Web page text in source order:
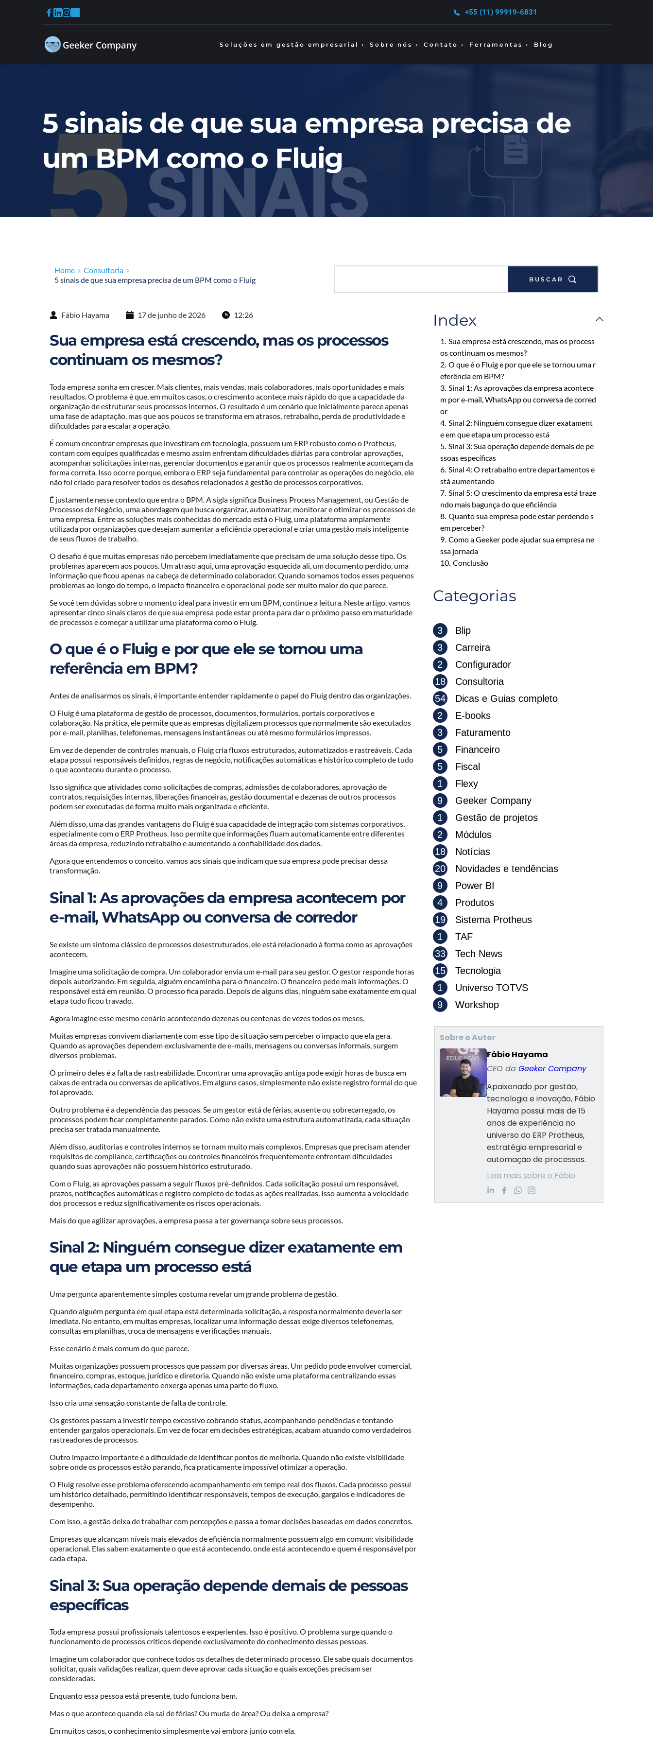
+55 (11) 99919-6831
Soluções em gestão empresarial • Sobre nós • Contato • Ferramentas • Blog
5 sinais de que sua empresa precisa de
um BPM como o Fluig
Home
Consultoria
5 sinais de que sua empresa precisa de um BPM como o Fluig
BUSCAR
Fábio Hayama 17 de junho de 2026 12:26
Sua empresa está crescendo, mas os processos
continuam os mesmos?
Toda empresa sonha em crescer. Mais clientes, mais vendas, mais colaboradores, mais oportunidades e mais
resultados. O problema é que, em muitos casos, o crescimento acontece mais rápido do que a capacidade da
organização de estruturar seus processos internos. O resultado é um cenário que inicialmente parece apenas
uma fase de adaptação, mas que aos poucos se transforma em atrasos, retrabalho, perda de produtividade e
dificuldades para escalar a operação.
É comum encontrar empresas que investiram em tecnologia, possuem um ERP robusto como o Protheus,
contam com equipes qualificadas e mesmo assim enfrentam dificuldades diárias para controlar aprovações,
acompanhar solicitações internas, gerenciar documentos e garantir que os processos realmente aconteçam da
forma correta. Isso ocorre porque, embora o ERP seja fundamental para controlar as operações do negócio, ele
não foi criado para resolver todos os desafios relacionados à gestão de processos corporativos.
É justamente nesse contexto que entra o BPM. A sigla significa Business Process Management, ou Gestão de
Processos de Negócio, uma abordagem que busca organizar, automatizar, monitorar e otimizar os processos de
uma empresa. Entre as soluções mais conhecidas do mercado está o Fluig, uma plataforma amplamente
utilizada por organizações que desejam aumentar a eficiência operacional e criar uma gestão mais inteligente
de seus fluxos de trabalho.
O desafio é que muitas empresas não percebem imediatamente que precisam de uma solução desse tipo. Os
problemas aparecem aos poucos. Um atraso aqui, uma aprovação esquecida ali, um documento perdido, uma
informação que ficou apenas na cabeça de determinado colaborador. Quando somamos todos esses pequenos
problemas ao longo do tempo, o impacto financeiro e operacional pode ser muito maior do que parece.
Se você tem dúvidas sobre o momento ideal para investir em um BPM, continue a leitura. Neste artigo, vamos
apresentar cinco sinais claros de que sua empresa pode estar pronta para dar o próximo passo em maturidade
de processos e começar a utilizar uma plataforma como o Fluig.
O que é o Fluig e por que ele se tornou uma
referência em BPM?
Antes de analisarmos os sinais, é importante entender rapidamente o papel do Fluig dentro das organizações.
O Fluig é uma plataforma de gestão de processos, documentos, formulários, portais corporativos e
colaboração. Na prática, ele permite que as empresas digitalizem processos que normalmente são executados
por e-mail, planilhas, telefonemas, mensagens instantâneas ou até mesmo formulários impressos.
Em vez de depender de controles manuais, o Fluig cria fluxos estruturados, automatizados e rastreáveis. Cada
etapa possui responsáveis definidos, regras de negócio, notificações automáticas e histórico completo de tudo
o que aconteceu durante o processo.
Isso significa que atividades como solicitações de compras, admissões de colaboradores, aprovação de
contratos, requisições internas, liberações financeiras, gestão documental e dezenas de outros processos
podem ser executadas de forma muito mais organizada e eficiente.
Além disso, uma das grandes vantagens do Fluig é sua capacidade de integração com sistemas corporativos,
especialmente com o ERP Protheus. Isso permite que informações fluam automaticamente entre diferentes
áreas da empresa, reduzindo retrabalho e aumentando a confiabilidade dos dados.
Agora que entendemos o conceito, vamos aos sinais que indicam que sua empresa pode precisar dessa
transformação.
Sinal 1: As aprovações da empresa acontecem por
e-mail, WhatsApp ou conversa de corredor
Se existe um sintoma clássico de processos desestruturados, ele está relacionado à forma como as aprovações
acontecem.
Imagine uma solicitação de compra. Um colaborador envia um e-mail para seu gestor. O gestor responde horas
depois autorizando. Em seguida, alguém encaminha para o financeiro. O financeiro pede mais informações. O
responsável está em reunião. O processo fica parado. Depois de alguns dias, ninguém sabe exatamente em qual
etapa tudo ficou travado.
Agora imagine esse mesmo cenário acontecendo dezenas ou centenas de vezes todos os meses.
Muitas empresas convivem diariamente com esse tipo de situação sem perceber o impacto que ela gera.
Quando as aprovações dependem exclusivamente de e-mails, mensagens ou conversas informais, surgem
diversos problemas.
O primeiro deles é a falta de rastreabilidade. Encontrar uma aprovação antiga pode exigir horas de busca em
caixas de entrada ou conversas de aplicativos. Em alguns casos, simplesmente não existe registro formal do que
foi aprovado.
Outro problema é a dependência das pessoas. Se um gestor está de férias, ausente ou sobrecarregado, os
processos podem ficar completamente parados. Como não existe uma estrutura automatizada, cada situação
precisa ser tratada manualmente.
Além disso, auditorias e controles internos se tornam muito mais complexos. Empresas que precisam atender
requisitos de compliance, certificações ou controles financeiros frequentemente enfrentam dificuldades
quando suas aprovações não possuem histórico estruturado.
Com o Fluig, as aprovações passam a seguir fluxos pré-definidos. Cada solicitação possui um responsável,
prazos, notificações automáticas e registro completo de todas as ações realizadas. Isso aumenta a velocidade
dos processos e reduz significativamente os riscos operacionais.
Mais do que agilizar aprovações, a empresa passa a ter governança sobre seus processos.
Sinal 2: Ninguém consegue dizer exatamente em
que etapa um processo está
Uma pergunta aparentemente simples costuma revelar um grande problema de gestão.
Quando alguém pergunta em qual etapa está determinada solicitação, a resposta normalmente deveria ser
imediata. No entanto, em muitas empresas, localizar uma informação dessas exige diversos telefonemas,
consultas em planilhas, troca de mensagens e verificações manuais.
Esse cenário é mais comum do que parece.
Muitas organizações possuem processos que passam por diversas áreas. Um pedido pode envolver comercial,
financeiro, compras, estoque, jurídico e diretoria. Quando não existe uma plataforma centralizando essas
informações, cada departamento enxerga apenas uma parte do fluxo.
Isso cria uma sensação constante de falta de controle.
Os gestores passam a investir tempo excessivo cobrando status, acompanhando pendências e tentando
entender gargalos operacionais. Em vez de focar em decisões estratégicas, acabam atuando como verdadeiros
rastreadores de processos.
Outro impacto importante é a dificuldade de identificar pontos de melhoria. Quando não existe visibilidade
sobre onde os processos estão parando, fica praticamente impossível otimizar a operação.
O Fluig resolve esse problema oferecendo acompanhamento em tempo real dos fluxos. Cada processo possui
um histórico detalhado, permitindo identificar responsáveis, tempos de execução, gargalos e indicadores de
desempenho.
Com isso, a gestão deixa de trabalhar com percepções e passa a tomar decisões baseadas em dados concretos.
Empresas que alcançam níveis mais elevados de eficiência normalmente possuem algo em comum: visibilidade
operacional. Elas sabem exatamente o que está acontecendo, onde está acontecendo e quem é responsável por
cada etapa.
Sinal 3: Sua operação depende demais de pessoas
específicas
Toda empresa possui profissionais talentosos e experientes. Isso é positivo. O problema surge quando o
funcionamento de processos críticos depende exclusivamente do conhecimento dessas pessoas.
Imagine um colaborador que conhece todos os detalhes de determinado processo. Ele sabe quais documentos
solicitar, quais validações realizar, quem deve aprovar cada situação e quais exceções precisam ser
consideradas.
Enquanto essa pessoa está presente, tudo funciona bem.
Mas o que acontece quando ela sai de férias? Ou muda de área? Ou deixa a empresa?
Em muitos casos, o conhecimento simplesmente vai embora junto com ela.
Index
1. Sua empresa está crescendo, mas os process
os continuam os mesmos?
2. O que é o Fluig e por que ele se tornou uma r
eferência em BPM?
3. Sinal 1: As aprovações da empresa acontece
m por e-mail, WhatsApp ou conversa de corred
or
4. Sinal 2: Ninguém consegue dizer exatament
e em que etapa um processo está
5. Sinal 3: Sua operação depende demais de pe
ssoas específicas
6. Sinal 4: O retrabalho entre departamentos e
stá aumentando
7. Sinal 5: O crescimento da empresa está traze
ndo mais bagunça do que eficiência
8. Quanto sua empresa pode estar perdendo s
em perceber?
9. Como a Geeker pode ajudar sua empresa ne
ssa jornada
10. Conclusão
Categorias
3
Blip
3
Carreira
2
Configurador
18
Consultoria
54
Dicas e Guias completo
2
E-books
3
Faturamento
5
Financeiro
5
Fiscal
1
Flexy
9
Geeker Company
1
Gestão de projetos
2
Módulos
18
Notícias
20
Novidades e tendências
9
Power BI
4
Produtos
19
Sistema Protheus
1
TAF
33
Tech News
15
Tecnologia
1
Universo TOTVS
9
Workshop
Sobre o Autor
Fábio Hayama
CEO da Geeker Company
Apaixonado por gestão,
tecnologia e inovação, Fábio
Hayama possui mais de 15
anos de experiência no
universo do ERP Protheus,
estratégia empresarial e
automação de processos.
Leia mais sobre o Fábio